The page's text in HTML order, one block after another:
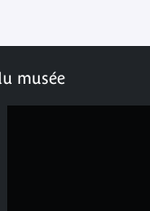
musée